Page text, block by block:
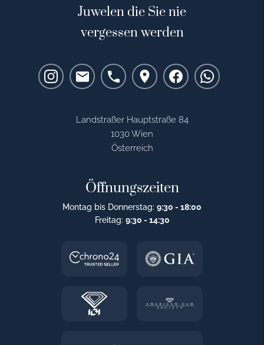
Juwelen die Sie nie
vergessen werden
Landstraßer Hauptstraße 84
1030 Wien
Österreich
Öffnungszeiten
Montag bis Donnerstag: 9:30 - 18:00
Freitag: 9:30 - 14:30